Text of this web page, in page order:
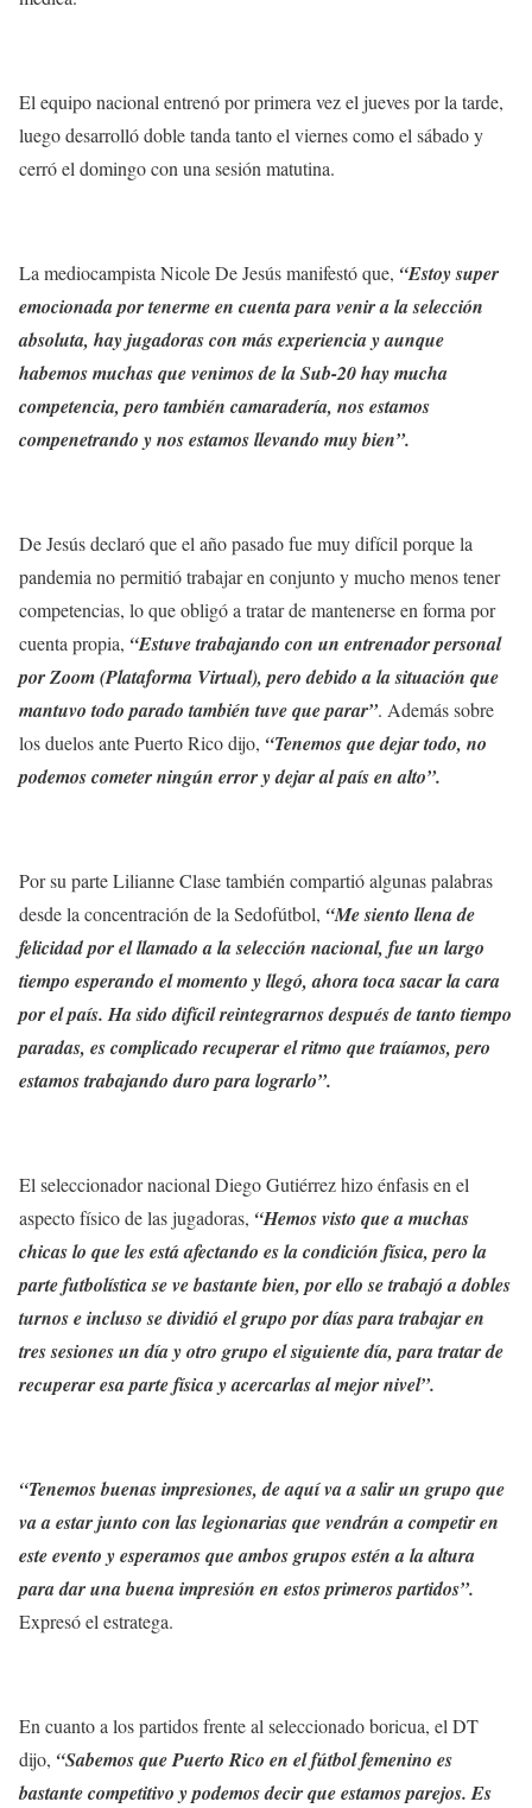
El equipo nacional entrenó por primera vez el jueves por la tarde,
luego desarrolló doble tanda tanto el viernes como el sábado y
cerró el domingo con una sesión matutina.
La mediocampista Nicole De Jesús manifestó que, “Estoy super
emocionada por tenerme en cuenta para venir a la selección
absoluta, hay jugadoras con más experiencia y aunque
habemos muchas que venimos de la Sub-20 hay mucha
competencia, pero también camaradería, nos estamos
compenetrando y nos estamos llevando muy bien”.
De Jesús declaró que el año pasado fue muy difícil porque la
pandemia no permitió trabajar en conjunto y mucho menos tener
competencias, lo que obligó a tratar de mantenerse en forma por
cuenta propia, “Estuve trabajando con un entrenador personal
por Zoom (Plataforma Virtual), pero debido a la situación que
mantuvo todo parado también tuve que parar”. Además sobre
los duelos ante Puerto Rico dijo, “Tenemos que dejar todo, no
podemos cometer ningún error y dejar al país en alto”.
Por su parte Lilianne Clase también compartió algunas palabras
desde la concentración de la Sedofútbol, “Me siento llena de
felicidad por el llamado a la selección nacional, fue un largo
tiempo esperando el momento y llegó, ahora toca sacar la cara
por el país. Ha sido difícil reintegrarnos después de tanto tiempo
paradas, es complicado recuperar el ritmo que traíamos, pero
estamos trabajando duro para lograrlo”.
El seleccionador nacional Diego Gutiérrez hizo énfasis en el
aspecto físico de las jugadoras, “Hemos visto que a muchas
chicas lo que les está afectando es la condición física, pero la
parte futbolística se ve bastante bien, por ello se trabajó a dobles
turnos e incluso se dividió el grupo por días para trabajar en
tres sesiones un día y otro grupo el siguiente día, para tratar de
recuperar esa parte física y acercarlas al mejor nivel”.
“Tenemos buenas impresiones, de aquí va a salir un grupo que
va a estar junto con las legionarias que vendrán a competir en
este evento y esperamos que ambos grupos estén a la altura
para dar una buena impresión en estos primeros partidos”.
Expresó el estratega.
En cuanto a los partidos frente al seleccionado boricua, el DT
dijo, “Sabemos que Puerto Rico en el fútbol femenino es
bastante competitivo y podemos decir que estamos parejos. Es